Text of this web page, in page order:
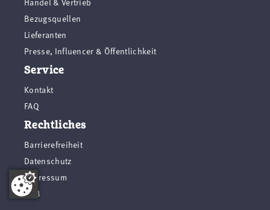
Bezugsquellen
Lieferanten
Presse, Influencer & Öffentlichkeit
Service
Kontakt
FAQ
Rechtliches
Barrierefreiheit
Datenschutz
Impressum
AGB